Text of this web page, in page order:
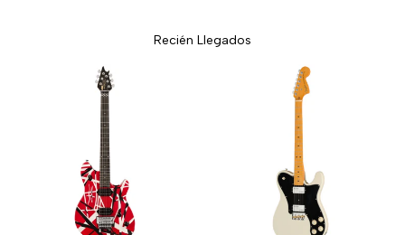
Recién Llegados